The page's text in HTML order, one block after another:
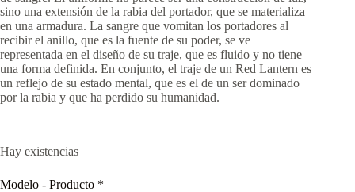
sino una extensión de la rabia del portador, que se materializa
en una armadura. La sangre que vomitan los portadores al
recibir el anillo, que es la fuente de su poder, se ve
representada en el diseño de su traje, que es fluido y no tiene
una forma definida. En conjunto, el traje de un Red Lantern es
un reflejo de su estado mental, que es el de un ser dominado
por la rabia y que ha perdido su humanidad.
Hay existencias
Modelo - Producto *